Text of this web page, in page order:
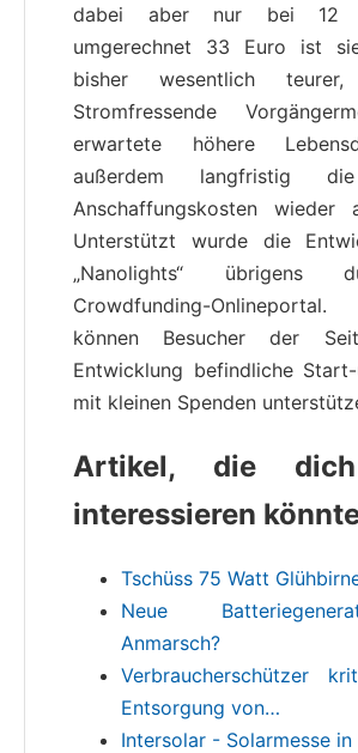
dabei aber nur bei 12
umgerechnet 33 Euro ist
bisher wesentlich
Stromfressende
erwartete höhere
außerdem langfristig
Anschaffungskosten wieder
Unterstützt wurde die
„Nanolights“ übrigens
Crowdfunding-
können Besucher der
Entwicklung befindliche
mit kleinen Spenden
Artikel, die
interessieren
Tschüss 75 Watt
Neue
Anmarsch?
Verbraucherschützer
Entsorgung von…
Intersolar - Solarmesse in